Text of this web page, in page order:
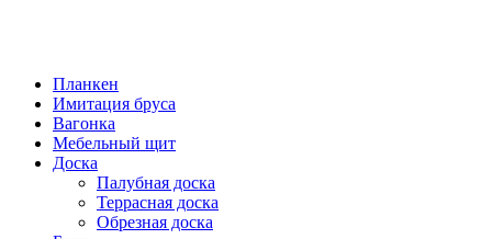
Планкен
Имитация бруса
Вагонка
Мебельный щит
Доска
Палубная доска
Террасная доска
Обрезная доска